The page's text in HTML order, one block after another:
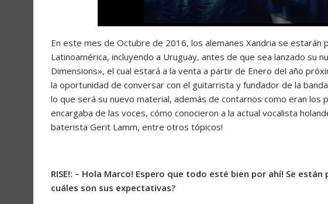
En este mes de Octubre de 2016, los alemanes Xandria se estarán
Latinoamérica, incluyendo a Uruguay, antes de que sea lanzado su
Dimensions», el cual estará a la venta a partir de Enero del año
la oportunidad de conversar con el guitarrista y fundador de la
lo que será su nuevo material, además de contarnos como eran los
encargaba de las voces, cómo conocieron a la actual vocalista
baterista Gerit Lamm, entre otros tópicos!
RISE!: – Hola Marco! Espero que todo esté bien por ahí! Se
cuáles son sus expectativas?